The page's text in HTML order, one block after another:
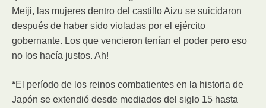
Meiji, las mujeres dentro del castillo Aizu se suicidaron
después de haber sido violadas por el ejército
gobernante. Los que vencieron tenían el poder pero eso
no los hacía justos. Ah!
*El período de los reinos combatientes en la historia de
Japón se extendió desde mediados del siglo 15 hasta